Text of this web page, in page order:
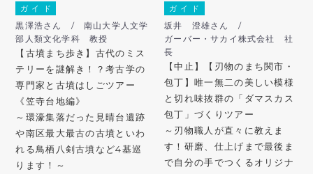
ガ イ ド
黒澤浩さん / 南山大学人文学
部人類文化学科 教授
【古墳まち歩き】古代のミス
テリーを謎解き！？考古学の
専門家と古墳はしごツアー
《笠寺台地編》
～環濠集落だった見晴台遺跡
や南区最大最古の古墳といわ
れる鳥栖八剣古墳など4基巡
ります！～
ガ イ ド
坂井 澄雄さん /
ガーバー・サカイ株式会社 社
長
【中止】【刃物のまち関市・
包丁】唯一無二の美しい模様
と切れ味抜群の「ダマスカス
包丁」づくりツアー
～刃物職人が直々に教えま
す！研磨、仕上げまで最後ま
で自分の手でつくるオリジナ